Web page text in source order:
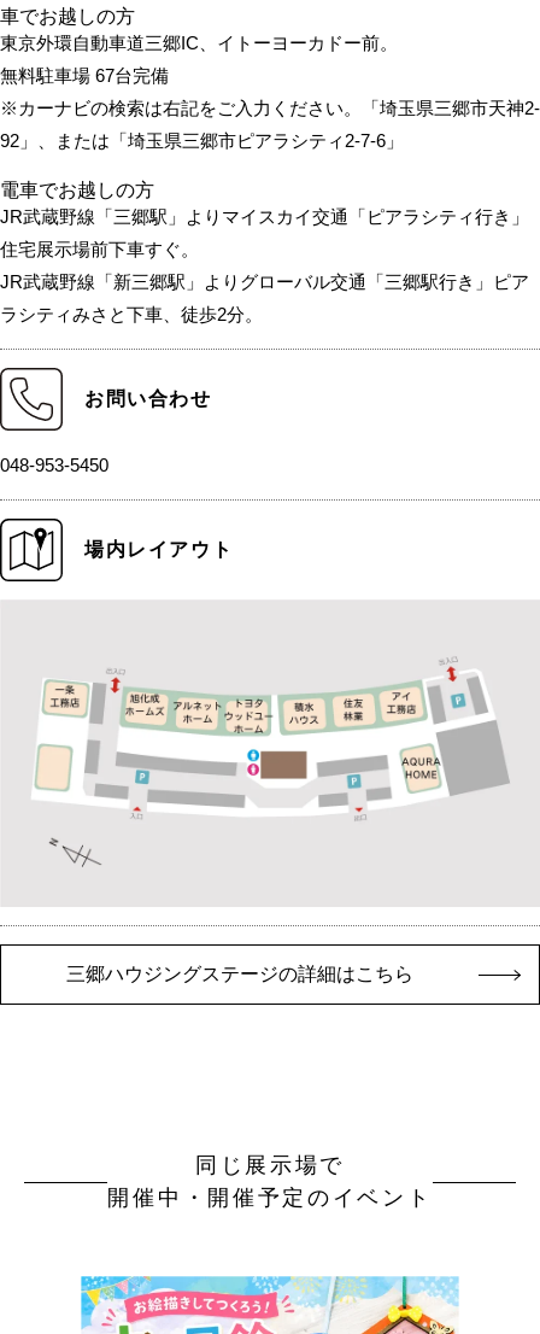
車でお越しの方
東京外環自動車道三郷IC、イトーヨーカドー前。
無料駐車場 67台完備
※カーナビの検索は右記をご入力ください。「埼玉県三郷市天神2-
92」、または「埼玉県三郷市ピアラシティ2-7-6」
電車でお越しの方
JR武蔵野線「三郷駅」よりマイスカイ交通「ピアラシティ行き」
住宅展示場前下車すぐ。
JR武蔵野線「新三郷駅」よりグローバル交通「三郷駅行き」ピア
ラシティみさと下車、徒歩2分。
お問い合わせ
048-953-5450
場内レイアウト
三郷ハウジングステージの詳細はこちら
同じ展示場で
開催中・開催予定のイベント